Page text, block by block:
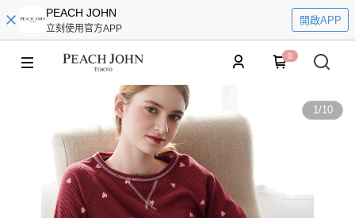
PEACH JOHN
立刻使用官方APP
開啟APP
0
1/10